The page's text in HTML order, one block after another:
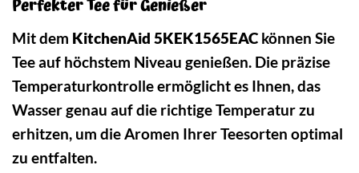
Perfekter Tee für Genießer
Mit dem KitchenAid 5KEK1565EACkönnen Sie
Tee auf höchstem Niveau genießen. Die präzise
Temperaturkontrolle ermöglicht es Ihnen, das
Wasser genau auf die richtige Temperatur zu
erhitzen, um die Aromen Ihrer Teesorten optimal
zu entfalten.